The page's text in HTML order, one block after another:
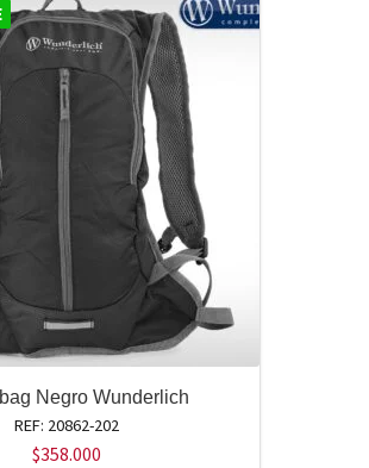
Negro Wunderlich
REF: 20862-202
$358.000